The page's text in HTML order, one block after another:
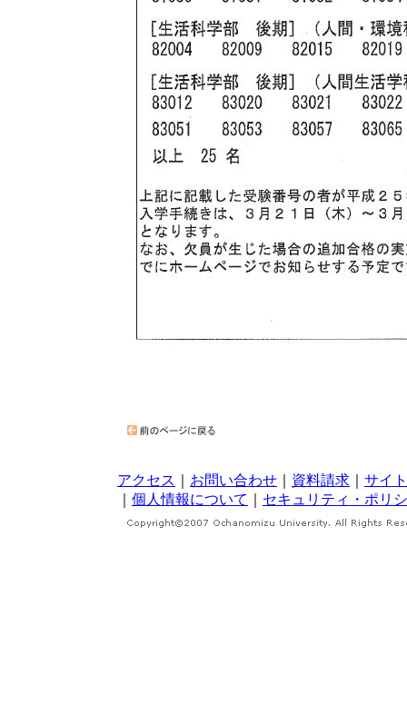
アクセス お問い合わせ 資料請求
サイ
個人情報について セキュリティ・ポリ